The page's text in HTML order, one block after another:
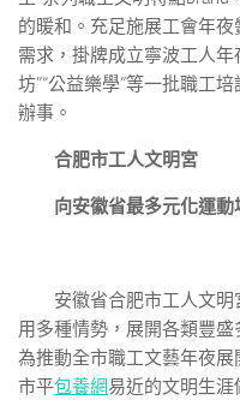
的暖和。充足施展工會年
需求，掛牌成立寧波工人年
坊”“公益樂學”等一批職工
辦事。
合肥市工人文明宮
向安徽省最多元化運動
安徽省合肥市工人文
用多種情勢，展開各類豐盛
為推動全市職工文藝年夜展
市平包養網易近的文明生涯